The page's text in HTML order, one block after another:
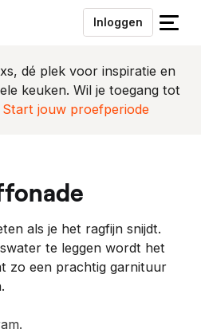
Inloggen
S
u
i
n
dé plek voor inspiratie en
keuken. Wil je toegang tot
Start jouw proefperiode
als je het ragfijn snijdt.
te leggen wordt het
zo een prachtig garnituur